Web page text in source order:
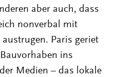
aber auch, dass
nonverbal mit
Paris geriet
ins
Medien – das lokale